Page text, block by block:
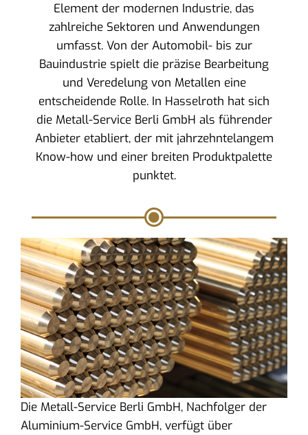
Element der modernen Industrie, das
zahlreiche Sektoren und Anwendungen
umfasst. Von der Automobil- bis zur
Bauindustrie spielt die präzise Bearbeitung
und Veredelung von Metallen eine
entscheidende Rolle. In Hasselroth hat sich
die Metall-Service Berli GmbH als führender
Anbieter etabliert, der mit jahrzehntelangem
Know-how und einer breiten Produktpalette
punktet.
Die Metall-Service Berli GmbH, Nachfolger der
Aluminium-Service GmbH, verfügt über